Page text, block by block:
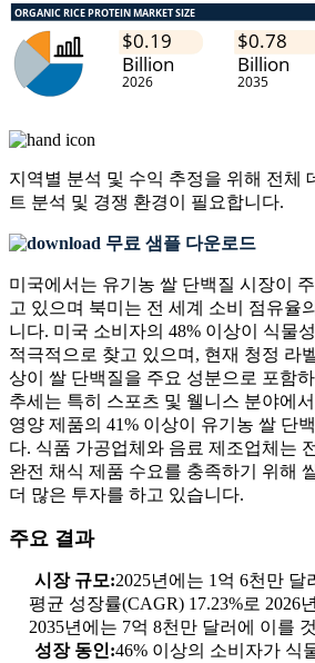
지역별 분석 및 수익 추정을 위해 전체
트 분석 및 경쟁 환경이 필요합니다.
무료 샘플 다운로드
미국에서는 유기농 쌀 단백질 시장이
고 있으며 북미는 전 세계 소비 점유율
니다. 미국 소비자의 48% 이상이 식물
적극적으로 찾고 있으며, 현재 청정 라
상이 쌀 단백질을 주요 성분으로 포함
추세는 특히 스포츠 및 웰니스 분야에
영양 제품의 41% 이상이 유기농 쌀 단
다. 식품 가공업체와 음료 제조업체는
완전 채식 제품 수요를 충족하기 위해
더 많은 투자를 하고 있습니다.
주요 결과
시장 규모:2025년에는 1억 6천만 달
평균 성장률(CAGR) 17.23%로 2026
2035년에는 7억 8천만 달러에 이를
성장 동인:46% 이상의 소비자가 식